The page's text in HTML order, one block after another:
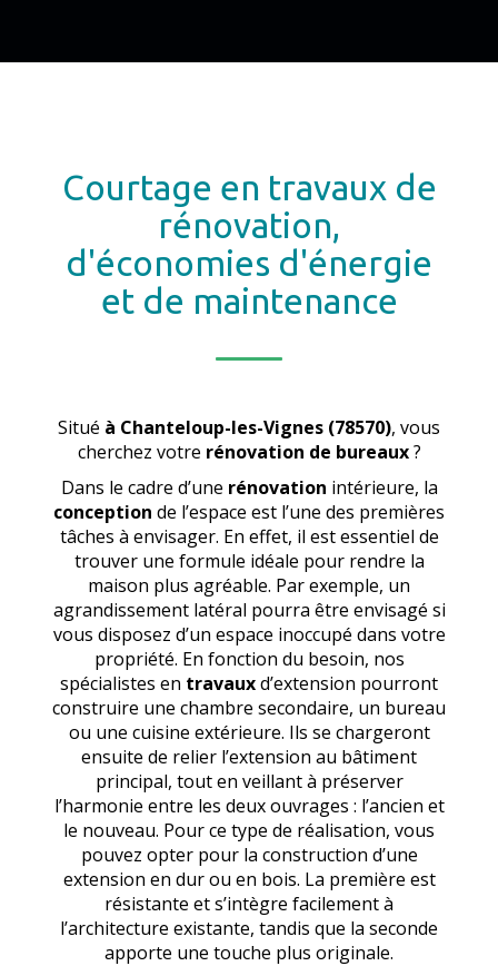
Courtage en travaux de
rénovation,
d'économies d'énergie
et de maintenance
Situé à Chanteloup-les-Vignes (78570), vous
cherchez votre rénovation de bureaux?
Dans le cadre d’une rénovation intérieure, la
conception de l’espace est l’une des premières
tâches à envisager. En effet, il est essentiel de
trouver une formule idéale pour rendre la
maison plus agréable. Par exemple, un
agrandissement latéral pourra être envisagé si
vous disposez d’un espace inoccupé dans votre
propriété. En fonction du besoin, nos
spécialistes en travauxd’extension pourront
construire une chambre secondaire, un bureau
ou une cuisine extérieure. Ils se chargeront
ensuite de relier l’extension au bâtiment
principal, tout en veillant à préserver
l’harmonie entre les deux ouvrages : l’ancien et
le nouveau. Pour ce type de réalisation, vous
pouvez opter pour la construction d’une
extension en dur ou en bois. La première est
résistante et s’intègre facilement à
l’architecture existante, tandis que la seconde
apporte une touche plus originale.